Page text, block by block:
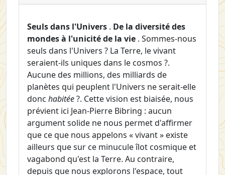
Seuls dans l'Univers . De la diversité des
mondes à l'unicité de la vie . Sommes-nous
seuls dans l'Univers ? La Terre, le vivant
seraient-ils uniques dans le cosmos ?.
Aucune des millions, des milliards de
planètes qui peuplent l'Univers ne serait-elle
donc habitée?. Cette vision est biaisée, nous
prévient ici Jean-Pierre Bibring : aucun
argument solide ne nous permet d'affirmer
que ce que nous appelons « vivant » existe
ailleurs que sur ce minucule îlot cosmique et
vagabond qu'est la Terre. Au contraire,
depuis que nous explorons l'espace, tout